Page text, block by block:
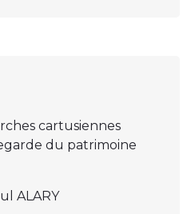
cartusiennes
du patrimoine
ALARY